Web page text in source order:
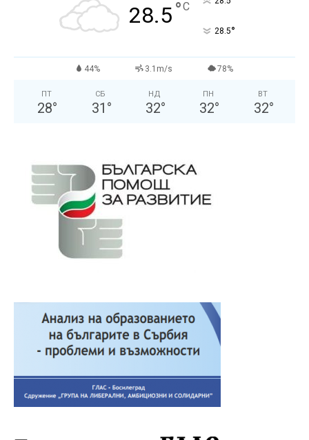
28.5°C
28.5°
44% 3.1m/s 78%
ПТ
28°
СБ
31 °
НД
32°
ПН
32°
ВТ
32°